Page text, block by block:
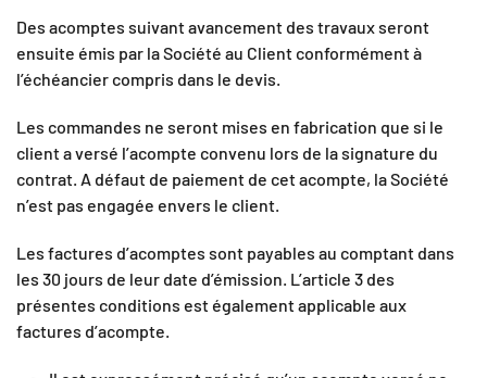
Des acomptes suivant avancement des travaux seront
ensuite émis par la Société au Client conformément à
l’échéancier compris dans le devis.
Les commandes ne seront mises en fabrication que si le
client a versé l’acompte convenu lors de la signature du
contrat. A défaut de paiement de cet acompte, la Société
n’est pas engagée envers le client.
Les factures d’acomptes sont payables au comptant dans
les 30 jours de leur date d’émission. L’article 3 des
présentes conditions est également applicable aux
factures d’acompte.